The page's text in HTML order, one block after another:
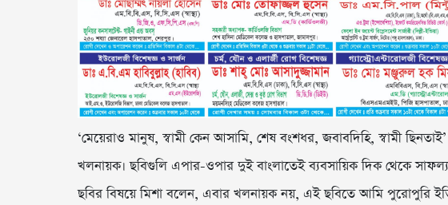
‘মেয়েরাও মানুষ, স্বামী কেন আসামি, শেষ বংশধর, জবাবদিহি, স্বামী
খলনায়ক। ছবিগুলি এপার-ওপার দুই বাংলাতেই ব্যবসায়িক দিক থেকে
ছবির বিষয়ে মিশা বলেন, এবার খলনায়ক নয়, এই ছবিতে আমি পুরোপুরি